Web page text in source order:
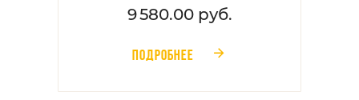
9 580.00 руб.
ПОДРОБНЕЕ 󰁔